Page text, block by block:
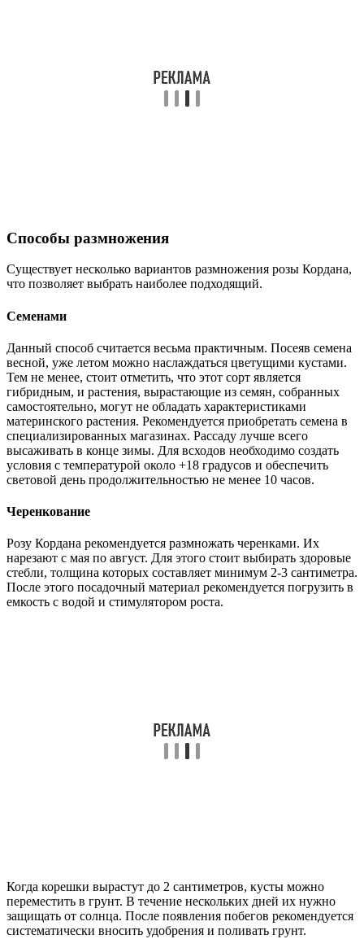
Способы размножения
Существует несколько вариантов размножения розы Кордана,
что позволяет выбрать наиболее подходящий.
Семенами
Данный способ считается весьма практичным. Посеяв семена
весной, уже летом можно наслаждаться цветущими кустами.
Тем не менее, стоит отметить, что этот сорт является
гибридным, и растения, вырастающие из семян, собранных
самостоятельно, могут не обладать характеристиками
материнского растения. Рекомендуется приобретать семена в
специализированных магазинах. Рассаду лучше всего
высаживать в конце зимы. Для всходов необходимо создать
условия с температурой около +18 градусов и обеспечить
световой день продолжительностью не менее 10 часов.
Черенкование
Розу Кордана рекомендуется размножать черенками. Их
нарезают с мая по август. Для этого стоит выбирать здоровые
стебли, толщина которых составляет минимум 2-3 сантиметра.
После этого посадочный материал рекомендуется погрузить в
емкость с водой и стимулятором роста.
Когда корешки вырастут до 2 сантиметров, кусты можно
переместить в грунт. В течение нескольких дней их нужно
защищать от солнца. После появления побегов рекомендуется
систематически вносить удобрения и поливать грунт.